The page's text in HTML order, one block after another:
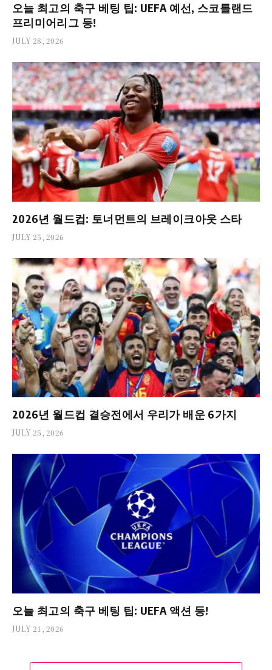
오늘 최고의 축구 베팅 팁: UEFA 예선, 스코틀랜드
프리미어리그 등!
JULY 28, 2026
2026년 월드컵: 토너먼트의 브레이크아웃 스타
JULY 25, 2026
2026년 월드컵 결승전에서 우리가 배운 6가지
JULY 25, 2026
오늘 최고의 축구 베팅 팁: UEFA 액션 등!
JULY 21, 2026